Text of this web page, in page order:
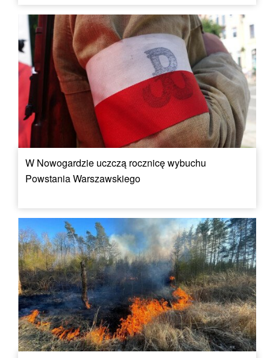
W Nowogardzie uczczą rocznicę wybuchu
Powstania Warszawskiego